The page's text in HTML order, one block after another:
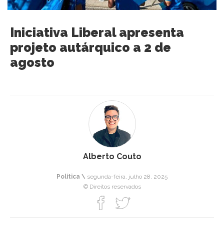
Iniciativa Liberal apresenta
projeto autárquico a 2 de
agosto
Alberto Couto
Política \ segunda-feira, julho 28, 2025
© Direitos reservados